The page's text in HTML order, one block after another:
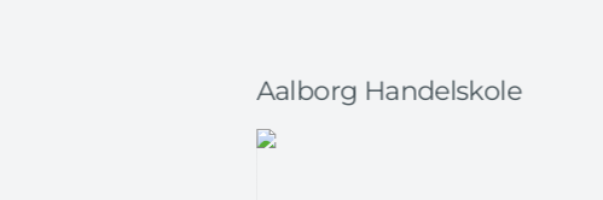
Aalborg Handelskole